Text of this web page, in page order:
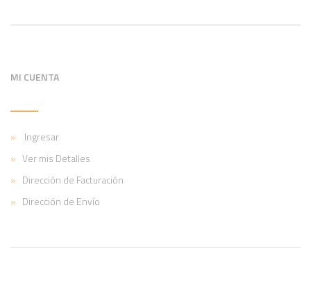
MI CUENTA
Ingresar
Ver mis Detalles
Dirección de Facturación
Dirección de Envío